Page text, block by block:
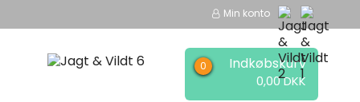
Min konto
Indkøbskurv
0,00 DKK